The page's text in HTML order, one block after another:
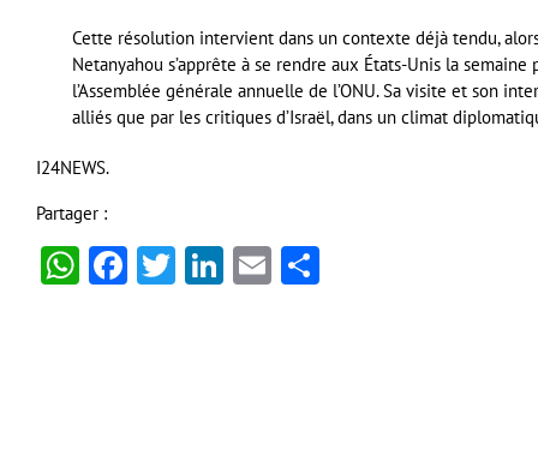
Cette résolution intervient dans un contexte déjà tendu,
Netanyahou s’apprête à se rendre aux États-Unis la
l’Assemblée générale annuelle de l’ONU. Sa visite et son
alliés que par les critiques d’Israël, dans un climat
I24NEWS.
Partager :
WhatsApp
Facebook
Twitter
LinkedIn
Email